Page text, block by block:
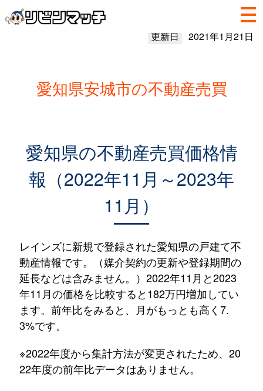
更新日 2021年1月21日
愛知県安城市の不動産売買
愛知県の不動産売買価格情
報（2022年11月～2023年
11月）
レインズに新規で登録された愛知県の戸建て不
動産情報です。（媒介契約の更新や登録期間の
延長などは含みません。）2022年11月と2023
年11月の価格を比較すると182万円増加してい
ます。前年比をみると、月がもっとも高く7.
3%です。
※2022年度から集計方法が変更されたため、20
22年度の前年比データはありません。